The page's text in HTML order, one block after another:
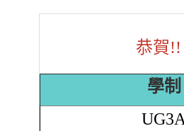
恭賀!!
學制
UG3A